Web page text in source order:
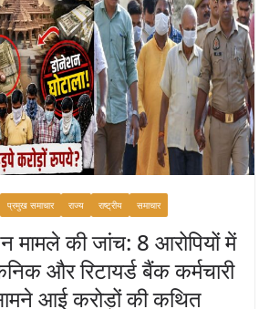
प्रमुख समाचार राज्य राष्ट्रीय समाचार
मामले की जांच: 8 आरोपियों में
और रिटायर्ड बैंक कर्मचारी
आई करोड़ों की कथित